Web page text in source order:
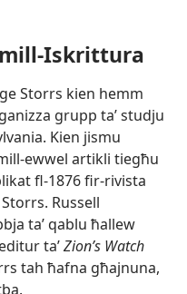
mill-Iskrittura
Storrs kien hemm
grupp taʼ studju
Kien jismu
ewwel artikli tiegħu
fl-1876 fir-rivista
Russell
taʼ qablu ħallew
taʼZion’s Watch
tah ħafna għajnuna,